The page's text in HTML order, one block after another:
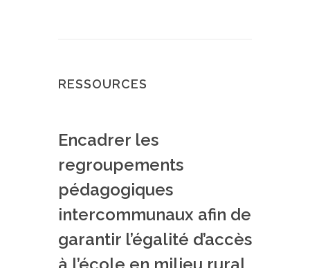
RESSOURCES
Encadrer les
regroupements
pédagogiques
intercommunaux afin de
garantir l’égalité d’accès